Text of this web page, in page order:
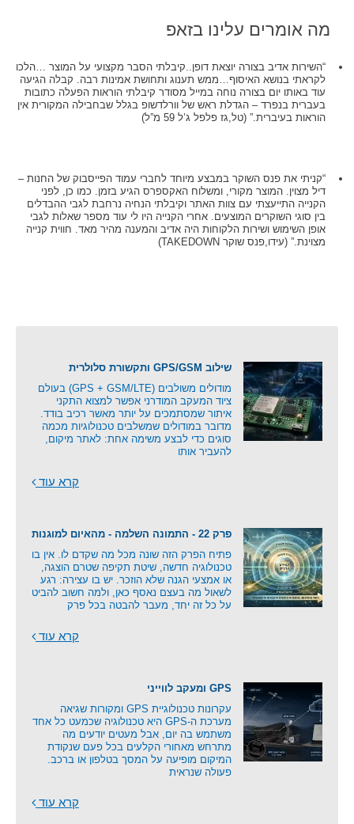
מה אומרים עלינו בזאפ
“השירות אדיב בצורה יוצאת דופן..קיבלתי הסבר מקצועי על המוצר …הלכו
לקראתי בנושא האיסוף…ממש תענוג ותחושת אמינות רבה. קבלה הגיעה
עוד באותו יום בצורה נוחה במייל מסודר קיבלתי הוראות הפעלה כתובות
בעברית בנפרד – הגדלת ראש של וורלדשופ בגלל שבחבילה המקורית אין
הוראות בעיברית.” (טל,גז פלפל ג’ל 59 מ”ל)
“קניתי את פנס השוקר במבצע מיוחד לחברי עמוד הפייסבוק של החנות –
דיל מצוין. המוצר מקורי, ומשלוח האקספרס הגיע בזמן. כמו כן, לפני
הקנייה התייעצתי עם צוות האתר וקיבלתי הנחיה נרחבת לגבי ההבדלים
בין סוגי השוקרים המוצעים. אחרי הקנייה היו לי עוד מספר שאלות לגבי
אופן השימוש ושירות הלקוחות היה אדיב והמענה מהיר מאד. חווית קנייה
מצוינת.” (עידו,פנס שוקר TAKEDOWN)
שילוב GPS/GSM ותקשורת סלולרית
מודולים משולבים (GPS + GSM/LTE) בעולם
ציוד המעקב המודרני אפשר למצוא התקני
איתור שמסתמכים על יותר מאשר רכיב בודד.
מדובר במודולים שמשלבים טכנולוגיות מכמה
סוגים כדי לבצע משימה אחת: לאתר מיקום,
להעביר אותו
קרא עוד
פרק 22 - התמונה השלמה - מהאיום למוגנות
פתיח הפרק הזה שונה מכל מה שקדם לו. אין בו
טכנולוגיה חדשה, שיטת תקיפה שטרם הוצגה,
או אמצעי הגנה שלא הוזכר. יש בו עצירה: רגע
לשאול מה בעצם נאסף כאן, ולמה חשוב להביט
על כל זה יחד, מעבר להבטה בכל פרק
קרא עוד
GPS ומעקב לווייני
עקרונות טכנולוגיית GPS ומקורות שגיאה
מערכת ה-GPS היא טכנולוגיה שכמעט כל אחד
משתמש בה יום, אבל מעטים יודעים מה
מתרחש מאחורי הקלעים בכל פעם שנקודת
המיקום מופיעה על המסך בטלפון או ברכב.
פעולה שנראית
קרא עוד